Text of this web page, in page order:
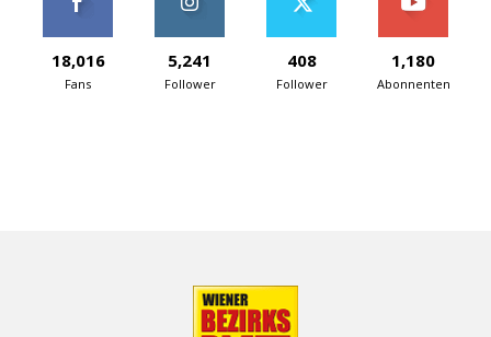
18,016
Fans
5,241
Follower
408
Follower
1,180
Abonnenten